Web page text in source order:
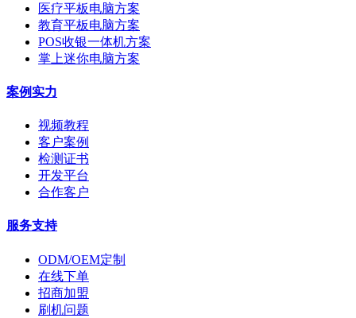
医疗平板电脑方案
教育平板电脑方案
POS收银一体机方案
掌上迷你电脑方案
案例实力
视频教程
客户案例
检测证书
开发平台
合作客户
服务支持
ODM/OEM定制
在线下单
招商加盟
刷机问题